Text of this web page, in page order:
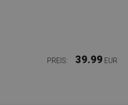
PREIS: 39.99 EUR